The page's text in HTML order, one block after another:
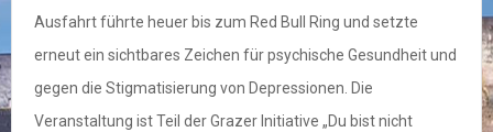
Ausfahrt führte heuer bis zum Red Bull Ring und setzte
erneut ein sichtbares Zeichen für psychische Gesundheit und
gegen die Stigmatisierung von Depressionen. Die
Veranstaltung ist Teil der Grazer Initiative „Du bist nicht